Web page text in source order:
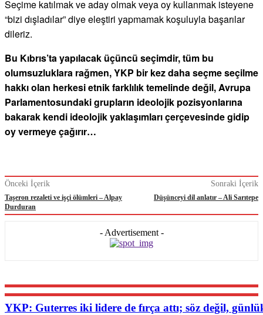
Seçime katılmak ve aday olmak veya oy kullanmak isteyene
“bizi dışladılar” diye eleştiri yapmamak koşuluyla başarılar
dileriz.
Bu Kıbrıs’ta yapılacak üçüncü seçimdir, tüm bu
olumsuzluklara rağmen, YKP bir kez daha seçme seçilme
hakkı olan herkesi etnik farklılık temelinde değil, Avrupa
Parlamentosundaki grupların ideolojik pozisyonlarına
bakarak kendi ideolojik yaklaşımları çerçevesinde gidip
oy vermeye çağırır…
Önceki İçerik
Taşeron rezaleti ve işçi ölümleri – Alpay
Durduran
Sonraki İçerik
Düşünceyi dil anlatır – Ali Sarıtepe
- Advertisement -
YKP: Guterres iki lidere de fırça attı; söz değil,